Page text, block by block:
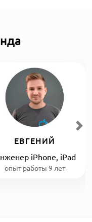
ЕВГЕНИЙ
iPhone, iPad
опыт работы 9 лет